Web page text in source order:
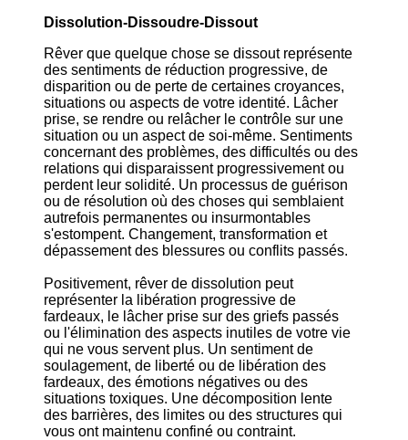
Dissolution-Dissoudre-Dissout
Rêver que quelque chose se dissout représente
des sentiments de réduction progressive, de
disparition ou de perte de certaines croyances,
situations ou aspects de votre identité. Lâcher
prise, se rendre ou relâcher le contrôle sur une
situation ou un aspect de soi-même. Sentiments
concernant des problèmes, des difficultés ou des
relations qui disparaissent progressivement ou
perdent leur solidité. Un processus de guérison
ou de résolution où des choses qui semblaient
autrefois permanentes ou insurmontables
s'estompent. Changement, transformation et
dépassement des blessures ou conflits passés.
Positivement, rêver de dissolution peut
représenter la libération progressive de
fardeaux, le lâcher prise sur des griefs passés
ou l'élimination des aspects inutiles de votre vie
qui ne vous servent plus. Un sentiment de
soulagement, de liberté ou de libération des
fardeaux, des émotions négatives ou des
situations toxiques. Une décomposition lente
des barrières, des limites ou des structures qui
vous ont maintenu confiné ou contraint.